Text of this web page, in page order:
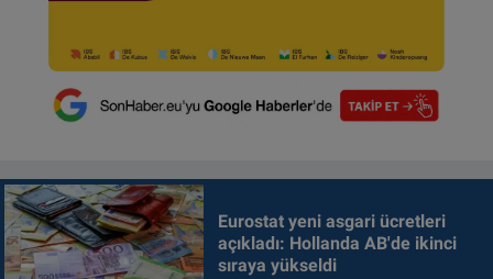
Eurostat yeni asgari ücretleri
açıkladı: Hollanda AB'de ikinci
sıraya yükseldi